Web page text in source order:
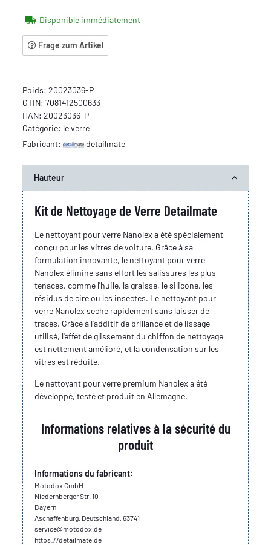
Disponible immédiatement
Frage zum Artikel
Poids:20023036-P
GTIN: 7081412500633
HAN: 20023036-P
Catégorie: le verre
Fabricant:
detailmate
Hauteur
Kit de Nettoyage de Verre Detailmate
Le nettoyant pour verre Nanolex a été spécialement
conçu pour les vitres de voiture. Grâce à sa
formulation innovante, le nettoyant pour verre
Nanolex élimine sans effort les salissures les plus
tenaces, comme l'huile, la graisse, le silicone, les
résidus de cire ou les insectes. Le nettoyant pour
verre Nanolex sèche rapidement sans laisser de
traces. Grâce à l'additif de brillance et de lissage
utilisé, l'effet de glissement du chiffon de nettoyage
est nettement amélioré, et la condensation sur les
vitres est réduite.
Le nettoyant pour verre premium Nanolex a été
développé, testé et produit en Allemagne.
Informations relatives à la sécurité du
produit
Informations du fabricant:
Motodox GmbH
Niedernberger Str. 10
Bayern
Aschaffenburg, Deutschland, 63741
service@motodox.de
https://detailmate.de